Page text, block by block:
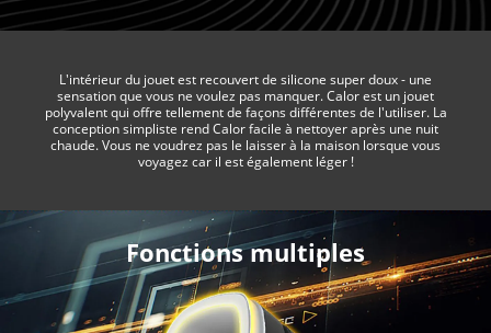
L'intérieur du jouet est recouvert de silicone super doux - une
sensation que vous ne voulez pas manquer. Calor est un jouet
polyvalent qui offre tellement de façons différentes de l'utiliser. La
conception simpliste rend Calor facile à nettoyer après une nuit
chaude. Vous ne voudrez pas le laisser à la maison lorsque vous
voyagez car il est également léger !
Fonctions multiples